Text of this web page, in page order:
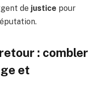
de justice pour
: combler
et